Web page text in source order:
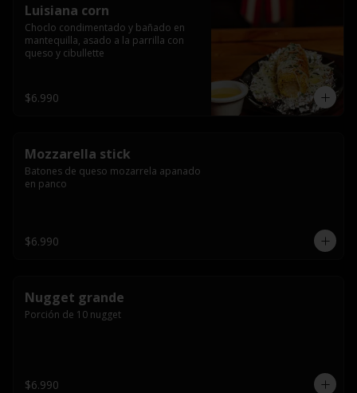
Luisiana corn
Choclo condimentado y bañado en
mantequilla, asado a la parrilla con
queso y cibullette
$6.990
Mozzarella stick
Batones de queso mozarrela apanado
en panco
$6.990
Nugget grande
Porción de 10 nugget
$6.990